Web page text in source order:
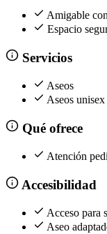
Amigable
Espacio
Servicios
Aseos
Aseos unisex
Qué ofrece
Atención
Accesibilidad
Acceso para
Aseo